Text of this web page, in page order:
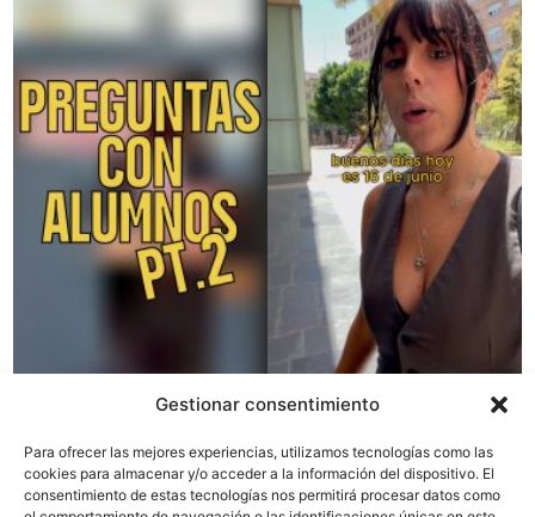
Gestionar consentimiento
Para ofrecer las mejores experiencias, utilizamos tecnologías como las
cookies para almacenar y/o acceder a la información del dispositivo. El
consentimiento de estas tecnologías nos permitirá procesar datos como